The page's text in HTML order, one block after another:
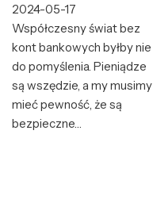
2024-05-17
Współczesny świat bez
kont bankowych byłby nie
do pomyślenia. Pieniądze
są wszędzie, a my musimy
mieć pewność, że są
bezpieczne…